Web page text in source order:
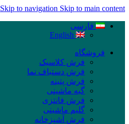
Skip to navigation Skip to main content
فارسی
English
فروشگاه
فرش کلاسیک
فرش دستباف نما
فرش پتینه
گبه ماشینی
فرش فانتزی
گلیم ماشینی
فرش آشپزخانه